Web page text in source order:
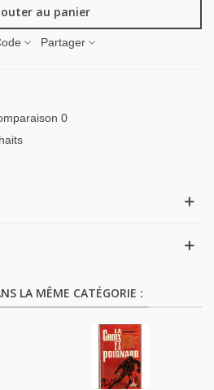
au panier
Partager
0
LA MÊME CATÉGORIE :